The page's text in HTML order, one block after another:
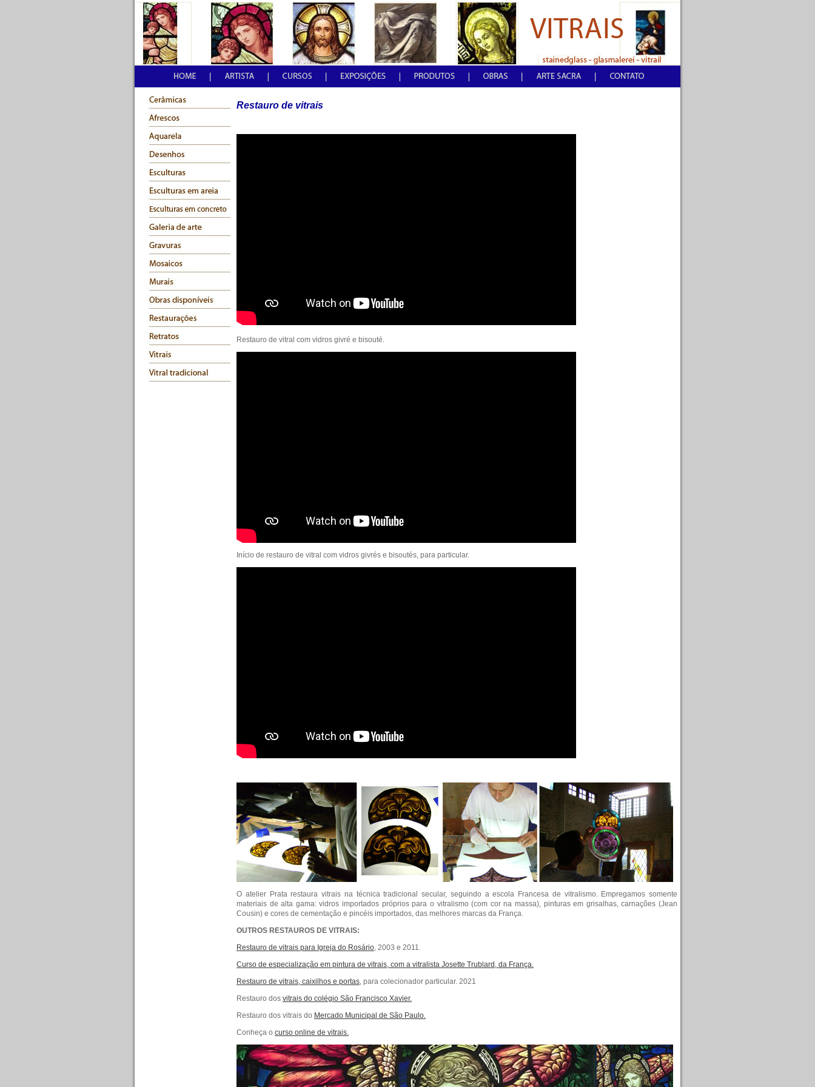
Restauro de vitrais
Restauro de vitral com vidros givré e bisouté.
Início de restauro de vitral com vidros givrés e bisoutés, para particular.
O atelier Prata restaura vitrais na técnica tradicional secular, seguindo a escola Francesa de vitralismo. Empregamos somente
materiais de alta gama: vidros importados próprios para o vitralismo (com cor na massa), pinturas em grisalhas, carnações (Jean
Cousin) e cores de cementação e pincéis importados, das melhores marcas da França.
OUTROS RESTAUROS DE VITRAIS:
Restauro de vitrais para Igreja do Rosário, 2003 e 2011.
Curso de especialização em pintura de vitrais, com a vitralista Josette Trublard, da França.
Restauro de vitrais, caixilhos e portas, para colecionador particular. 2021
Restauro dos vitrais do colégio São Francisco Xavier.
Restauro dos vitrais do Mercado Municipal de São Paulo.
Conheça o curso online de vitrais.